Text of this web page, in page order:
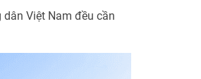
Việt Nam đều cần